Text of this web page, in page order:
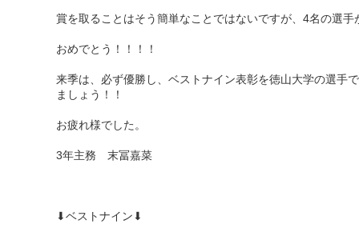
賞を取ることはそう簡単なことではないですが、4名の選
おめでとう！！！！
来季は、必ず優勝し、ベストナイン表彰を徳山大学の選手
ましょう！！
お疲れ様でした。
3年主務 末冨嘉菜
⬇︎ベストナイン⬇︎